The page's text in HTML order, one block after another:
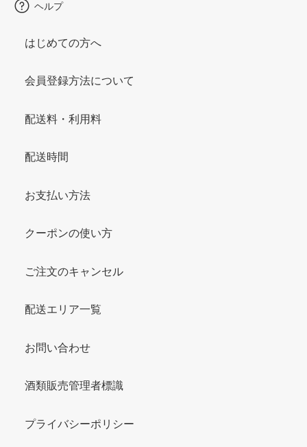
ヘルプ
はじめての方へ
会員登録方法について
配送料・利用料
配送時間
お支払い方法
クーポンの使い方
ご注文のキャンセル
配送エリア一覧
お問い合わせ
酒類販売管理者標識
プライバシーポリシー